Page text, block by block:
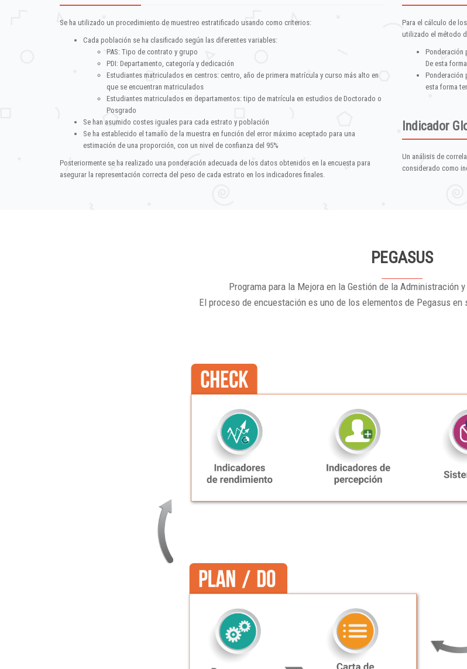
Se ha utilizado un procedimiento de muestreo estratificado usando como criterios:
Cada población se ha clasificado según las diferentes variables:
PAS: Tipo de contrato y grupo
PDI: Departamento, categoría y dedicación
Estudiantes matriculados en centros: centro, año de primera matrícula y curso más alto en
que se encuentran matriculados
Estudiantes matriculados en departamentos: tipo de matrícula en estudios de Doctorado o
Posgrado
Se han asumido costes iguales para cada estrato y población
Se ha establecido el tamaño de la muestra en función del error máximo aceptado para una
estimación de una proporción, con un nivel de confianza del 95%
Posteriormente se ha realizado una ponderación adecuada de los datos obtenidos en la encuesta para
asegurar la representación correcta del peso de cada estrato en los indicadores finales.
Para el cálculo de
utilizado el método
Ponderación
De esta
Ponderación
esta forma
Indicador
Un análisis de
considerado como
PEGASUS
Programa para la Mejora en la Gestión de la Administración
El proceso de encuestación es uno de los elementos de Pegasus